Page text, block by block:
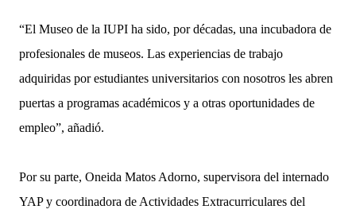
“El Museo de la IUPI ha sido, por décadas, una incubadora de
profesionales de museos. Las experiencias de trabajo
adquiridas por estudiantes universitarios con nosotros les abren
puertas a programas académicos y a otras oportunidades de
empleo”, añadió.
Por su parte, Oneida Matos Adorno, supervisora del internado
YAP y coordinadora de Actividades Extracurriculares del